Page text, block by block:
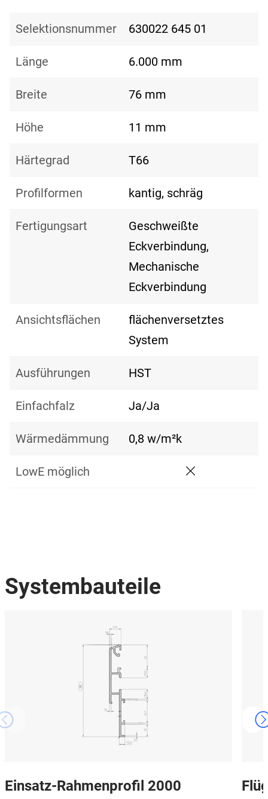
Selektionsnummer 630022 645 01
Länge 6.000 mm
Breite 76 mm
Höhe 11 mm
Härtegrad T66
Profilformen kantig, schräg
Fertigungsart
Geschweißte
Eckverbindung,
Mechanische
Eckverbindung
Ansichtsflächen
flächenversetztes
System
Ausführungen HST
Einfachfalz Ja/Ja
Wärmedämmung 0,8 w/m²k
LowE möglich
Systembauteile
Einsatz-Rahmenprofil 2000